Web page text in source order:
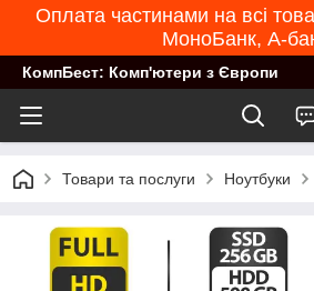
Оплата частинами на всі
МоноБанк, А-
КомпБест: Комп'ютери з Європи
Товари та послуги Ноутбуки